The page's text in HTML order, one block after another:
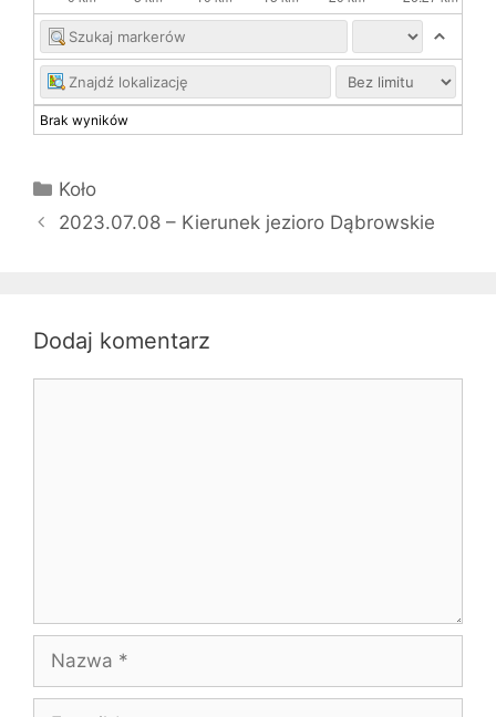
Brak wyników
Kategorie
Koło
2023.07.08 – Kierunek jezioro Dąbrowskie
Dodaj komentarz
Nazwa